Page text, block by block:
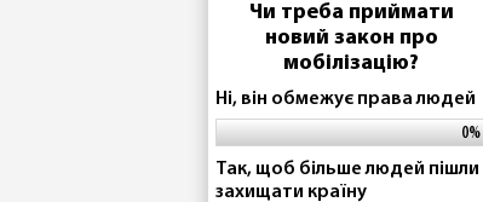
Чи треба приймати
новий закон про
мобілізацію?
Ні, він обмежує права людей
0%
Так, щоб більше людей пішли
захищати країну